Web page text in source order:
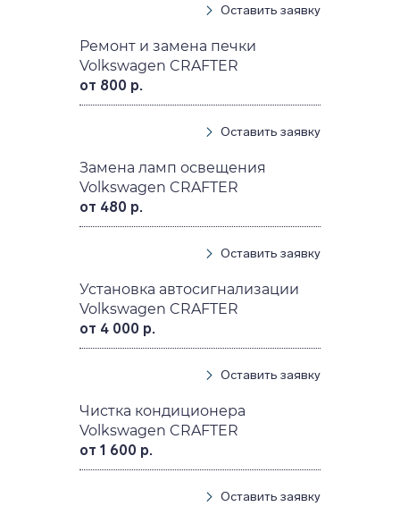
Оставить заявку
Ремонт и замена печки
Volkswagen CRAFTER
от 800 р.
Оставить заявку
Замена ламп освещения
Volkswagen CRAFTER
от 480 р.
Оставить заявку
Установка автосигнализации
Volkswagen CRAFTER
от 4 000 р.
Оставить заявку
Чистка кондиционера
Volkswagen CRAFTER
от 1 600 р.
Оставить заявку